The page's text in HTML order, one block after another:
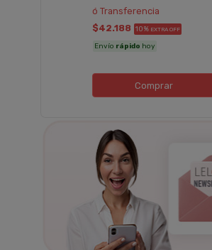
ó Transferencia
$42.188 10% EXTRA OFF
Envío rápido hoy
Comprar